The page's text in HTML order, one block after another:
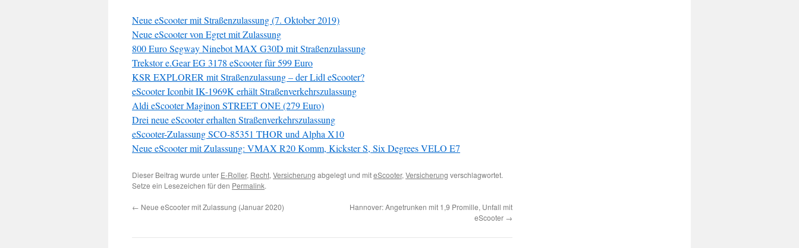
Neue eScooter mit Straßenzulassung (7. Oktober 2019)
Neue eScooter von Egret mit Zulassung
800 Euro Segway Ninebot MAX G30D mit Straßenzulassung
Trekstor e.Gear EG 3178 eScooter für 599 Euro
KSR EXPLORER mit Straßenzulassung – der Lidl eScooter?
eScooter Iconbit IK-1969K erhält Straßenverkehrszulassung
Aldi eScooter Maginon STREET ONE (279 Euro)
Drei neue eScooter erhalten Straßenverkehrszulassung
eScooter-Zulassung SCO-85351 THOR und Alpha X10
Neue eScooter mit Zulassung: VMAX R20 Komm, Kickster S, Six Degrees VELO E7
Dieser Beitrag wurde unter E-Roller, Recht, Versicherung abgelegt und miteScooter, Versicherung verschlagwortet.
Setze ein Lesezeichen für den Permalink.
← Neue eScooter mit Zulassung (Januar 2020)
Hannover: Angetrunken mit 1,9 Promille, Unfall mit
eScooter →